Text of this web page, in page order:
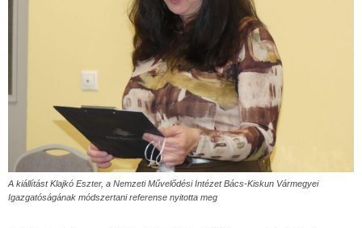
A kiállítást Klajkó Eszter, a Nemzeti Művelődési Intézet Bács-Kiskun Vármegyei
Igazgatóságának módszertani referense nyitotta meg